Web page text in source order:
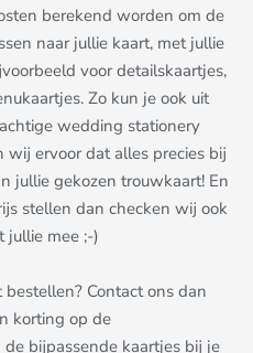
berekend worden om de
naar jullie kaart, met jullie
voor detailskaartjes,
Zo kun je ook uit
wedding stationery
wij ervoor dat alles precies bij
jullie gekozen trouwkaart! En
stellen dan checken wij ook
jullie mee ;-)
Contact ons dan
korting op de
bijpassende kaartjes bij je